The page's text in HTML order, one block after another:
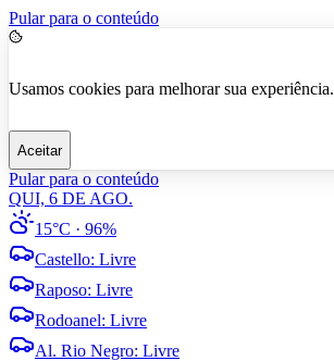
Pular para o conteúdo
Usamos cookies para melhorar sua experiência.
Aceitar
Pular para o conteúdo
QUI, 6 DE AGO.
15°C · 96%
Castello: Livre
Raposo: Livre
Rodoanel: Livre
Al. Rio Negro: Livre